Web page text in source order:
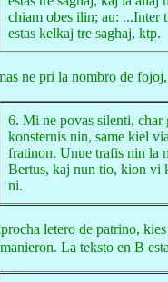
chiam obes ilin; au: ...Inter
estas kelkaj tre saghaj, ktp.
ne pri la nombro de
6. Mi ne povas silenti, char
konsternis nin, same kiel
fratinon. Unue trafis nin la
Bertus, kaj nun tio, kion vi
ni.
letero de patrino,
La teksto en B